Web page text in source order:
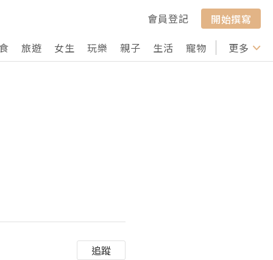
會員登記
開始撰寫
旅遊 女生 玩樂 親子 生活 寵物 行山 打卡
更多
追蹤